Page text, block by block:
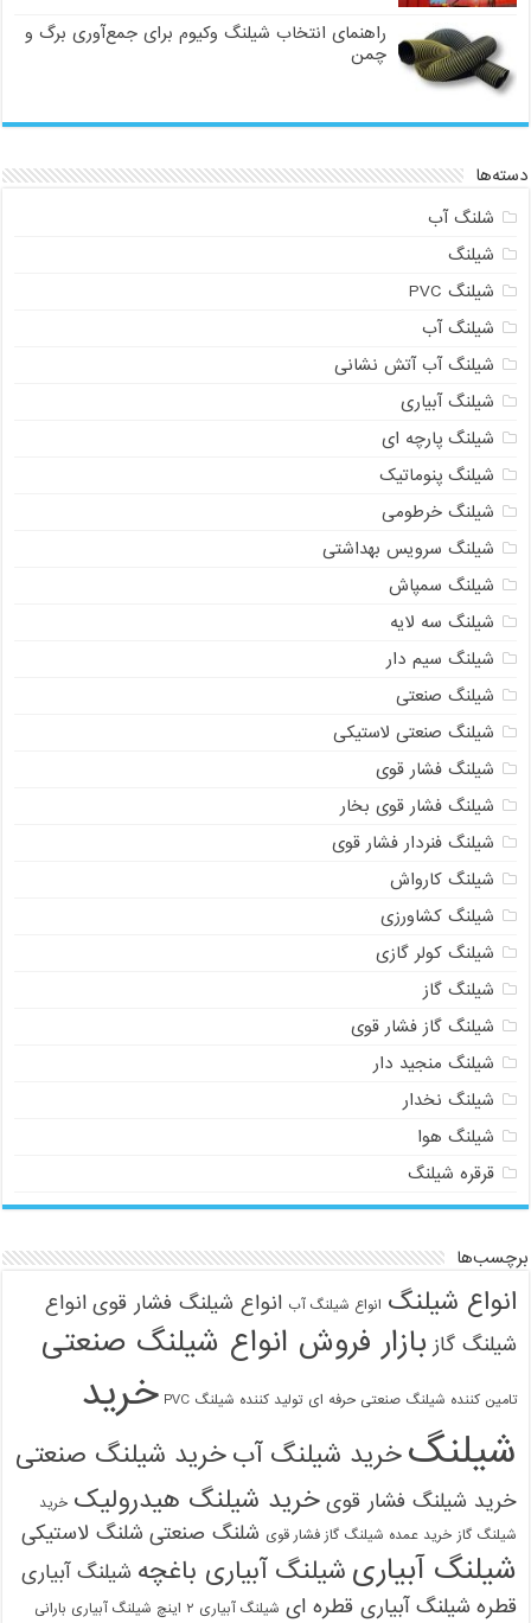
راهنمای انتخاب شیلنگ وکیوم برای جمع‌آوری برگ و
چمن
شلنگ آب
شیلنگ
شیلنگ PVC
شیلنگ آب
شیلنگ آب آتش نشانی
شیلنگ آبیاری
شیلنگ پارچه ای
شیلنگ پنوماتیک
شیلنگ خرطومی
شیلنگ سرویس بهداشتی
شیلنگ سمپاش
شیلنگ سه لایه
شیلنگ سیم دار
شیلنگ صنعتی
شیلنگ صنعتی لاستیکی
شیلنگ فشار قوی
شیلنگ فشار قوی بخار
شیلنگ فنردار فشار قوی
شیلنگ کارواش
شیلنگ کشاورزی
شیلنگ کولر گازی
شیلنگ گاز
شیلنگ گاز فشار قوی
شیلنگ منجید دار
شیلنگ نخدار
شیلنگ هوا
قرقره شیلنگ
شیلنگ انواع شیلنگ آب انواع شیلنگ فشار قوی انواع
گاز بازار فروش انواع شیلنگ صنعتی
کننده شیلنگ صنعتی حرفه ای تولید کننده شیلنگ PVC
خرید
خرید شیلنگ آب خرید شیلنگ صنعتی
شیلنگ فشار قوی خرید شیلنگ هیدرولیک خرید
گاز خرید عمده شیلنگ گاز فشار قوی شلنگ صنعتی شلنگ لاستیکی
آبیاریشیلنگ آبیاری باغچه شیلنگ آبیاری
شیلنگ آبیاری قطره ای شیلنگ آبیاری ۲ اینچ شیلنگ آبیاری بارانی